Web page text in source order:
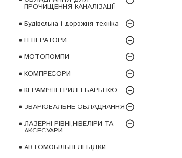
ПРОЧИЩЕННЯ КАНАЛІЗАЦІЇ
Будівельна і дорожня техніка
ГЕНЕРАТОРИ
МОТОПОМПИ
КОМПРЕСОРИ
КЕРАМІЧНІ ГРИЛІ І БАРБЕКЮ
ЗВАРЮВАЛЬНЕ ОБЛАДНАННЯ
ЛАЗЕРНІ РІВНІ,НІВЕЛІРИ ТА
АКСЕСУАРИ
АВТОМОБІЛЬНІ ЛЕБІДКИ